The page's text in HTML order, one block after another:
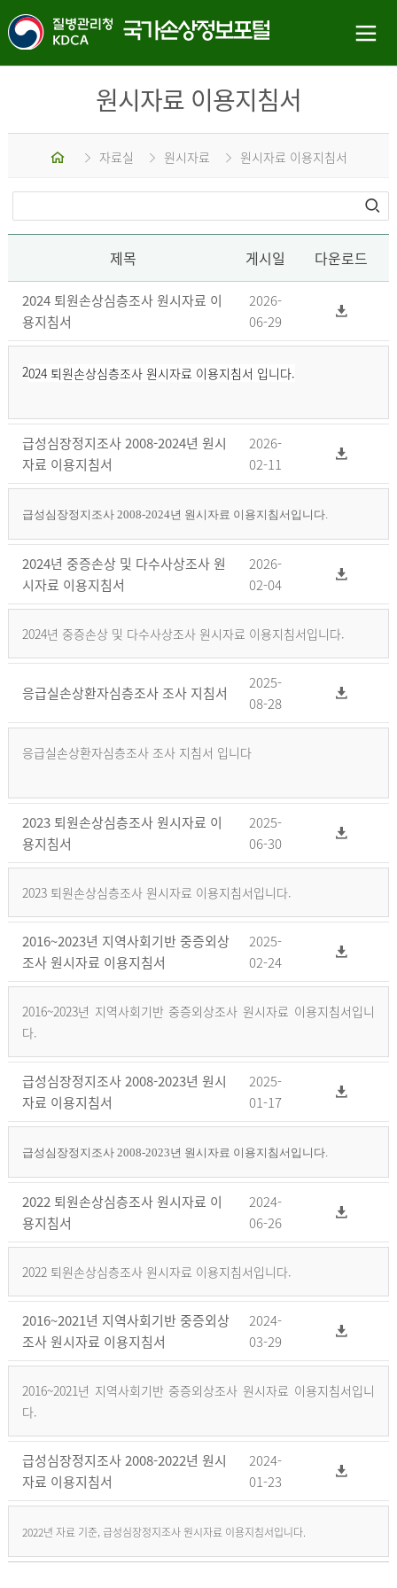
원시자료 이용지침서
홈 자료실 원시자료 원시자료 이용지침서
제목 게시일 다운로드
2024 퇴원손상심층조사 원시자료 이
용지침서
2026-
06-29
2024 퇴원손상심층조사 원시자료 이용지침서 입니다.
급성심장정지조사 2008-2024년 원시
자료 이용지침서
2026-
02-11
급성심장정지조사 2008-2024년 원시자료 이용지침서입니다.
2024년 중증손상 및 다수사상조사 원
시자료 이용지침서
2026-
02-04
2024년 중증손상 및 다수사상조사 원시자료 이용지침서입니다.
응급실손상환자심층조사 조사 지침서
2025-
08-28
응급실손상환자심층조사 조사 지침서 입니다
2023 퇴원손상심층조사 원시자료 이
용지침서
2025-
06-30
2023 퇴원손상심층조사 원시자료 이용지침서입니다.
2016~2023년 지역사회기반 중증외상
조사 원시자료 이용지침서
2025-
02-24
2016~2023년 지역사회기반 중증외상조사 원시자료 이용지침서입니
다.
급성심장정지조사 2008-2023년 원시
자료 이용지침서
2025-
01-17
급성심장정지조사 2008-2023년 원시자료 이용지침서입니다.
2022 퇴원손상심층조사 원시자료 이
용지침서
2024-
06-26
2022 퇴원손상심층조사 원시자료 이용지침서입니다.
2016~2021년 지역사회기반 중증외상
조사 원시자료 이용지침서
2024-
03-29
2016~2021년 지역사회기반 중증외상조사 원시자료 이용지침서입니
다.
급성심장정지조사 2008-2022년 원시
자료 이용지침서
2024-
01-23
2022년 자료 기준, 급성심장정지조사 원시자료 이용지침서입니다.